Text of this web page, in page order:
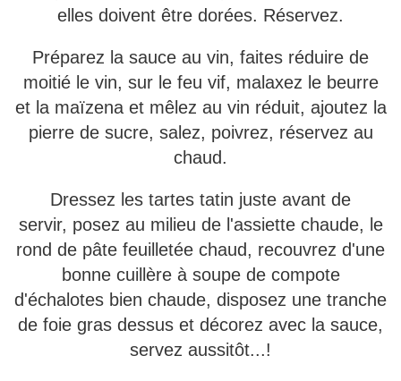
elles doivent être dorées. Réservez.
Préparez la sauce au vin, faites réduire de
moitié le vin, sur le feu vif, malaxez le beurre
et la maïzena et mêlez au vin réduit, ajoutez la
pierre de sucre, salez, poivrez, réservez au
chaud.
Dressez les tartes tatin juste avant de
servir, posez au milieu de l'assiette chaude, le
rond de pâte feuilletée chaud, recouvrez d'une
bonne cuillère à soupe de compote
d'échalotes bien chaude, disposez une tranche
de foie gras dessus et décorez avec la sauce,
servez aussitôt...!